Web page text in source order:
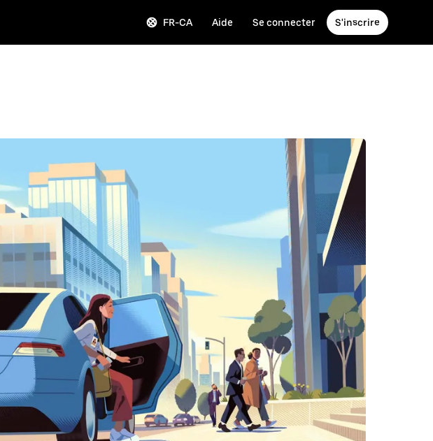
FR-CA Aide Se connecter S'inscrire